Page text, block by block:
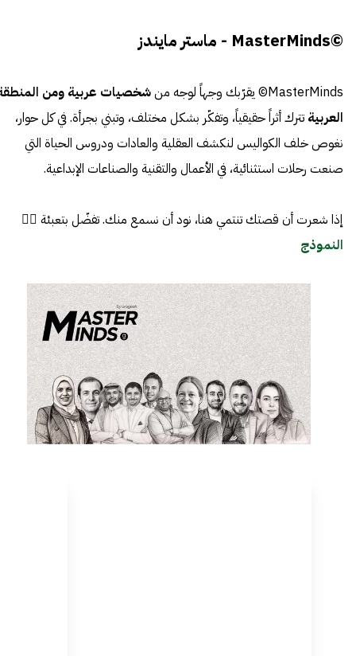
©MasterMinds - ماستر مايندز
MasterMinds© يقرّبك وجهاً لوجه من
شخصيات عربية ومن
العربية تترك أثراً حقيقياً، وتفكّر بشكل مختلف، وتبني بجرأة. في كل حوار،
نغوص خلف الكواليس لنكشف العقلية والعادات ودروس الحياة التي
صنعت رحلات استثنائية، في الأعمال والتقنية والصناعات الإبداعية.
إذا شعرت أن قصتك تنتمي هنا، نود أن نسمع منك. تفضّل بتعبئة 👈🏼
النموذج